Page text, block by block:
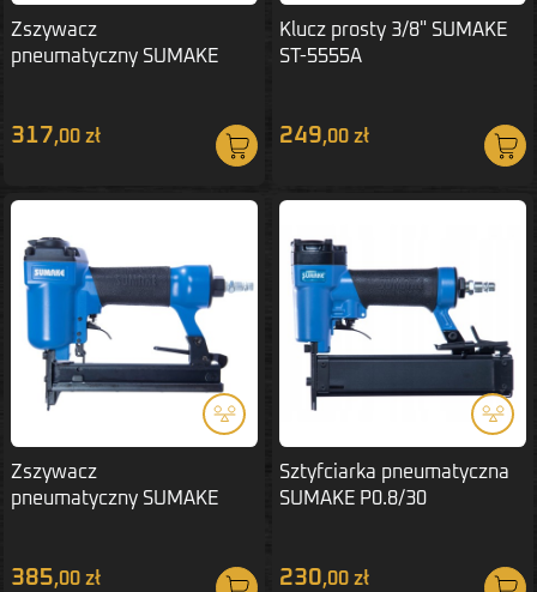
Zszywacz
pneumatyczny SUMAKE
317,00 zł
Klucz prosty 3/8" SUMAKE
ST-5555A
249,00 zł
Zszywacz
pneumatyczny SUMAKE
385,00 zł
Sztyfciarka pneumatyczna
SUMAKE P0.8/30
230,00 zł